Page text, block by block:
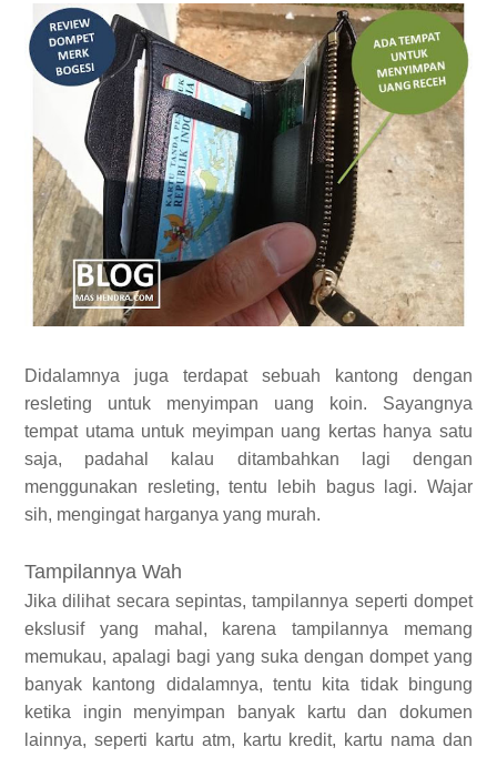
Didalamnya juga terdapat sebuah kantong dengan
resleting untuk menyimpan uang koin. Sayangnya
tempat utama untuk meyimpan uang kertas hanya satu
saja, padahal kalau ditambahkan lagi dengan
menggunakan resleting, tentu lebih bagus lagi. Wajar
sih, mengingat harganya yang murah.
Tampilannya Wah
Jika dilihat secara sepintas, tampilannya seperti dompet
ekslusif yang mahal, karena tampilannya memang
memukau, apalagi bagi yang suka dengan dompet yang
banyak kantong didalamnya, tentu kita tidak bingung
ketika ingin menyimpan banyak kartu dan dokumen
lainnya, seperti kartu atm, kartu kredit, kartu nama dan